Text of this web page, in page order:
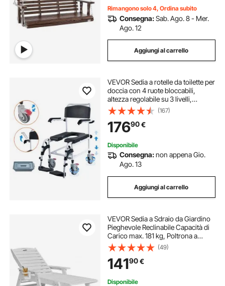
Rimangono solo 4, Ordina subito
Consegna:Sab. Ago. 8 - Mer.
Ago. 12
Aggiungi al carrello
VEVOR Sedia a rotelle da toilette per
doccia con 4 ruote bloccabili,
altezza regolabile su 3 livelli,
secchio rimovibile da 5 litri,
capacità di 350 libbre, sedia da
toilette per adulti anziani
(167)
17690€
Disponibile
Consegna:non appena Gio.
Ago. 13
Aggiungi al carrello
VEVOR Sedia a Sdraio da Giardino
Pieghevole Reclinabile Capacità di
Carico max. 181 kg, Poltrona a
Sdraio da Piscina da Esterno in
HDPE con Schienale Portabicchieri
Seggiola da Spiaggia, Bianco
(49)
14190€
Disponibile